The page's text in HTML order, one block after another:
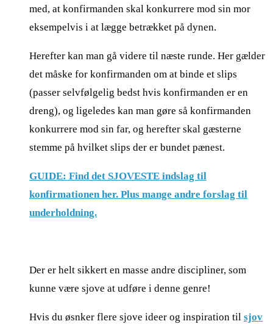
med, at konfirmanden skal konkurrere mod sin mor
eksempelvis i at lægge betrækket på dynen.
Herefter kan man gå videre til næste runde. Her gælder
det måske for konfirmanden om at binde et slips
(passer selvfølgelig bedst hvis konfirmanden er en
dreng), og ligeledes kan man gøre så konfirmanden
konkurrere mod sin far, og herefter skal gæsterne
stemme på hvilket slips der er bundet pænest.
GUIDE: Find det SJOVESTE indslag til
konfirmationen her. Plus mange andre forslag til
underholdning.
Der er helt sikkert en masse andre discipliner, som
kunne være sjove at udføre i denne genre!
Hvis du øsnker flere sjove ideer og inspiration til sjov